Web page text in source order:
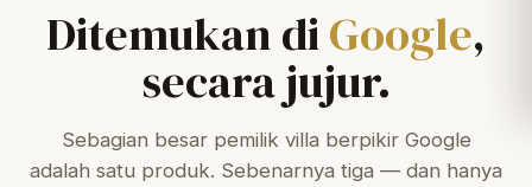
Ditemukan diGoogle,
secara jujur.
Sebagian besar pemilik villa berpikir Google
adalah satu produk. Sebenarnya tiga — dan hanya